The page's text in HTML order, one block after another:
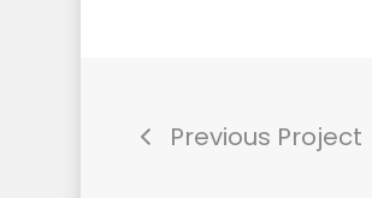
Previous Project